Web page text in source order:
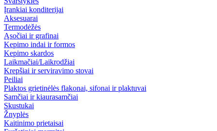
Įrankiai konditerijai
Aksesuarai
Termodėžės
Ąsočiai ir grafinai
Kepimo indai ir formos
Kepimo skardos
Laikmačiai/Laikrodžiai
Krepšiai ir serviravimo stovai
Peiliai
Plaktos grietinėlės flakonai, sifonai ir plaktuvai
Samčiai ir kiaurasamčiai
Skustukai
Žnyplės
Kaitinimo prietaisai